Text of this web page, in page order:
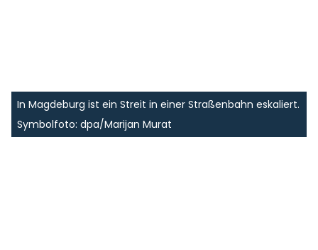
In Magdeburg ist ein Streit in einer Straßenbahn eskaliert.
Symbolfoto: dpa/Marijan Murat